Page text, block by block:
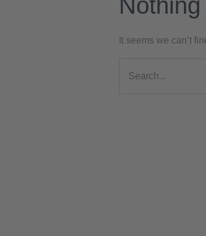
It seems we can’t